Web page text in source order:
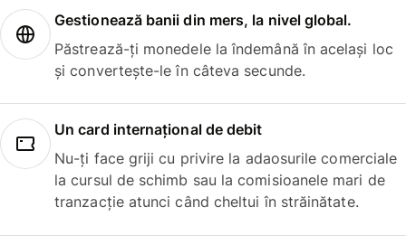
Gestionează banii din mers, la nivel global.
Păstrează-ți monedele la îndemână în același loc
și convertește-le în câteva secunde.
Un card internațional de debit
Nu-ți face griji cu privire la adaosurile comerciale
la cursul de schimb sau la comisioanele mari de
tranzacție atunci când cheltui în străinătate.